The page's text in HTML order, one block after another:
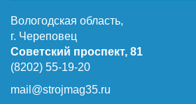
Вологодская область,
г. Череповец
Советский проспект, 81
(8202) 55-19-20
mail@strojmag35.ru